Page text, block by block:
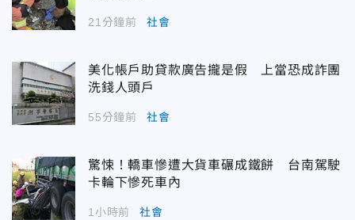
21分鐘前 社會
美化帳戶助貸款廣告攏是假 上當恐成詐團
洗錢人頭戶
55分鐘前 社會
驚悚！轎車慘遭大貨車碾成鐵餅 台南駕駛
卡輪下慘死車內
1小時前 社會